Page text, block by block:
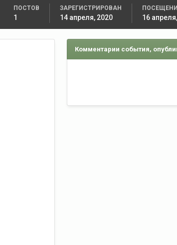
ПОСТОВ
1
ЗАРЕГИСТРИРОВАН
14 апреля, 2020 16
Комментарии события,